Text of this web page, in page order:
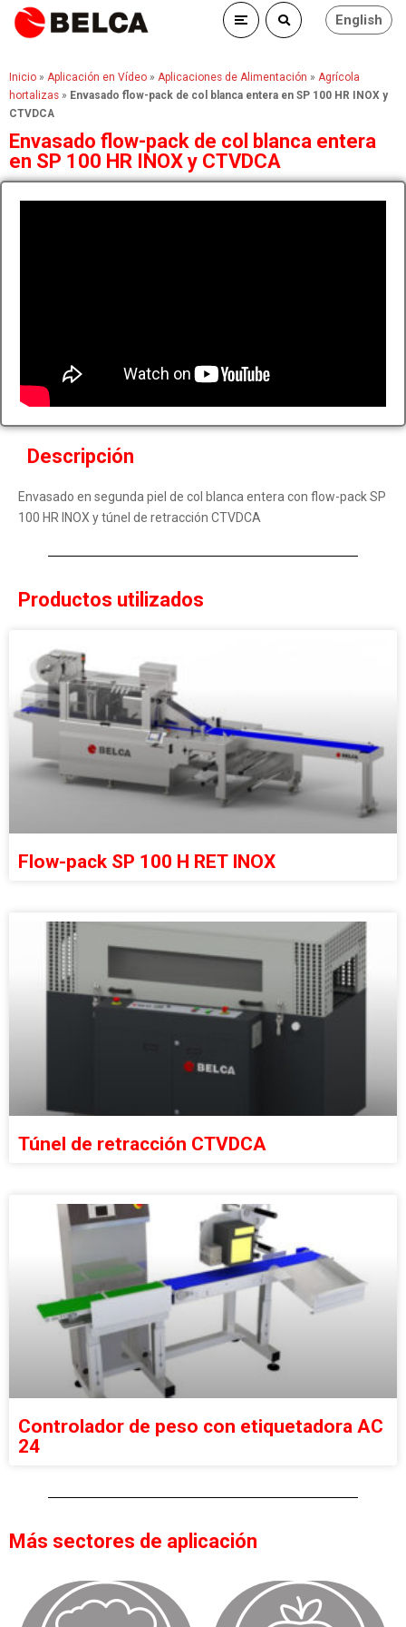
English
Inicio » Aplicación en Vídeo » Aplicaciones de Alimentación » Agrícola
hortalizas » Envasado flow-pack de col blanca entera en SP 100 HR INOX y
CTVDCA
Envasado flow-pack de col blanca entera
en SP 100 HR INOX y CTVDCA
Descripción
Envasado en segunda piel de col blanca entera con flow-pack SP
100 HR INOX y túnel de retracción CTVDCA
Productos utilizados
Flow-pack SP 100 H RET INOX
Túnel de retracción CTVDCA
Controlador de peso con etiquetadora AC
24
Más sectores de aplicación